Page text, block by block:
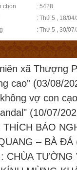
chọn
: 5428
: Thứ 5 , 18/
: Thứ 5 , 30/
xã Thượng
cao” (03/08/
vợ con
(10/07/
THÍCH BẢO
– BÀ ĐÁ
CHÙA